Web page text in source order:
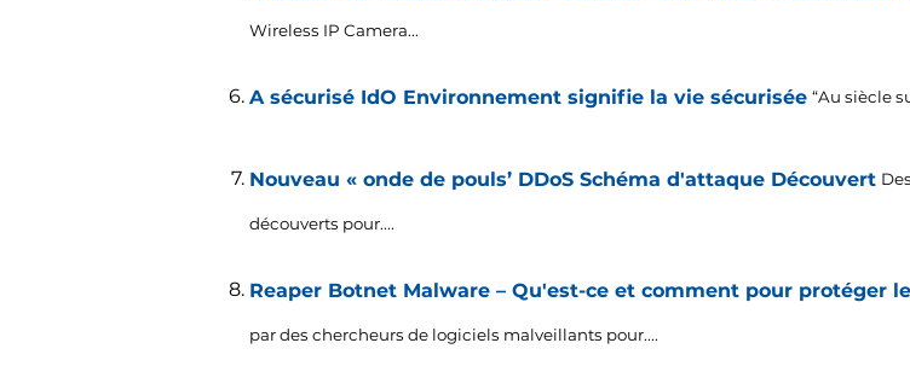
Wireless IP Camera...
A sécurisé IdO Environnement signifie la vie sécurisée “Au siècle
Nouveau « onde de pouls’ DDoS Schéma d'attaque Découvert
découverts pour....
Reaper Botnet Malware – Qu'est-ce et comment pour protéger
par des chercheurs de logiciels malveillants pour....
Malware Removal Tool